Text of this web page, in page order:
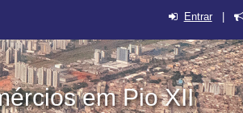
Entrar|
em Pio XII